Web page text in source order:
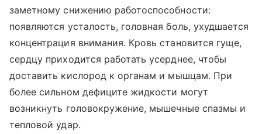
заметному снижению работоспособности:
появляются усталость, головная боль, ухудшается
концентрация внимания. Кровь становится гуще,
сердцу приходится работать усерднее, чтобы
доставить кислород к органам и мышцам. При
более сильном дефиците жидкости могут
возникнуть головокружение, мышечные спазмы и
тепловой удар.